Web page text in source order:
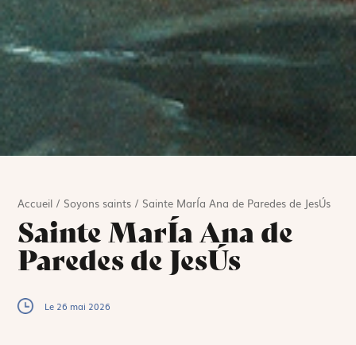
Accueil / Soyons saints / Sainte MarÍa Ana de Paredes de JesÚs
Sainte MarÍa Ana de
Paredes de JesÚs
Le 26 mai 2026